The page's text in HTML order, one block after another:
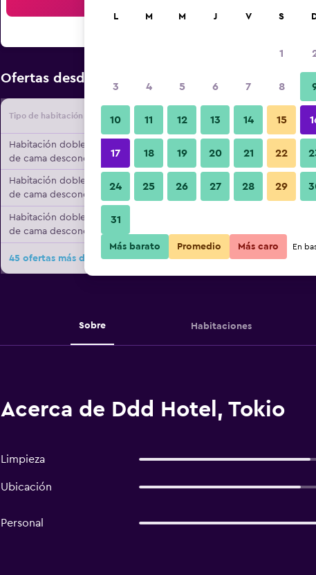
Ofertas desde Oferta más barata de precio por noche
Tipo de habitación Proveedor Total noche
Habitación doble, tipo
de cama desconocido
$66 Ver oferta
Habitación doble, tipo
de cama desconocido
$67 Ver oferta
Habitación doble, tipo
de cama desconocido
45 ofertas más de Ddd Hotel
Sobre Habitaciones
Acerca de Ddd Hotel, Tokio
Limpieza
Ubicación
Personal
L M M J V S
1
3 4 5 6 7 8
10 11 12 13 14 15
17 18 19 20 21 22
24 25 26 27 28 29
31
Más barato Promedio Más caro En